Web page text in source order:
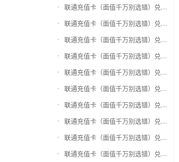
联通充值卡（面值千万别选错）兑换飞银彩虹卡
联通充值卡（面值千万别选错）兑换天猫超市卡/享淘卡
联通充值卡（面值千万别选错）兑换万里通积分卡
联通充值卡（面值千万别选错）兑换壹钱包(壹卡会)
联通充值卡（面值千万别选错）兑换去哪儿礼品卡
联通充值卡（面值千万别选错）兑换阳光卡(阳光爱车)
联通充值卡（面值千万别选错）兑换华润万家购物卡
联通充值卡（面值千万别选错）兑换华润苏果卡(苏果超市卡)（维护 请暂停提交）
联通充值卡（面值千万别选错）兑换天虹购物卡
联通充值卡（面值千万别选错）兑换盒马生鲜礼品卡